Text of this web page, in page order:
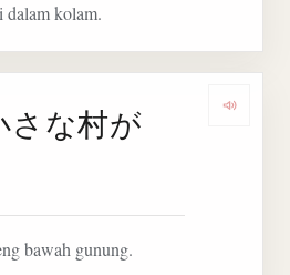
kolam.
さな村が
bawah gunung.